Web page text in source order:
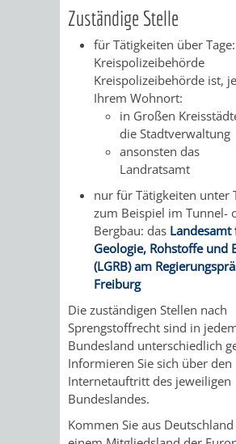
VERMIETE
DOCH
AN
DEINE
STADT
Zuständige Stelle
für Tätigkeiten über
Kreispolizeibehörde
Kreispolizeibehörde ist,
Ihrem Wohnort:
in Großen
die Stadtverwaltung
ansonsten das
Landratsamt
nur für Tätigkeiten unter
zum Beispiel im Tunnel-
Bergbau: das Landesamt
Geologie, Rohstoffe und
(LGRB) am
Freiburg
Die zuständigen Stellen nach
Sprengstoffrecht sind in
Bundesland unterschiedlich
Informieren Sie sich über den
Internetauftritt des jeweiligen
Bundeslandes.
Kommen Sie aus